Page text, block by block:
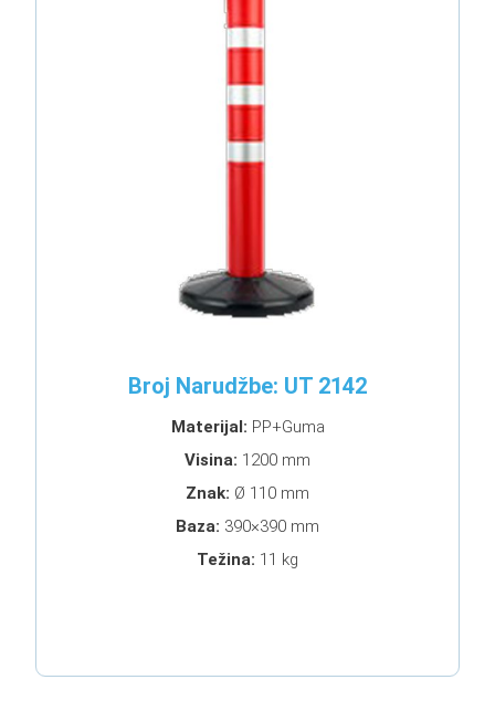
Broj Narudžbe: UT 2142
Materijal: PP+Guma
Visina: 1200 mm
Znak: Ø 110 mm
Baza: 390×390 mm
Težina: 11 kg